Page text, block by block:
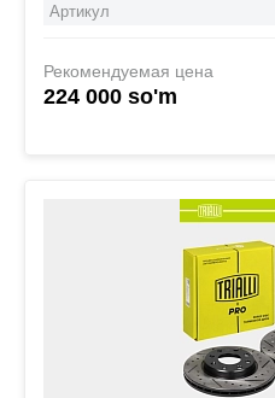
Артикул
Рекомендуемая цена
224 000 so'm